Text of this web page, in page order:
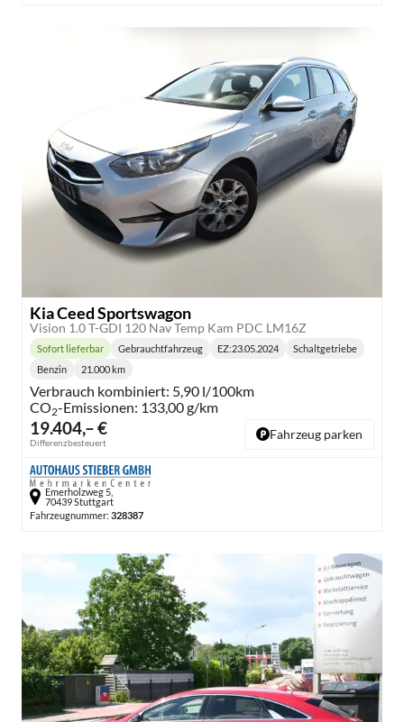
Kia Ceed Sportswagon
Vision 1.0 T-GDI 120 Nav Temp Kam PDC LM16Z
19.404,– €
Differenzbesteuert
Lieferzeit:
Sofort lieferbar Gebrauchtfahrzeug EZ:23.05.2024
Getriebe:
Schaltgetriebe
Kraftstoff:
Benzin
Kilometerstand:
21.000 km
Verbrauch kombiniert: 5,90 l/100km
CO2-Emissionen: 133,00 g/km
Fahrzeug parken
Emerholzweg 5,
70439 Stuttgart
Fahrzeugnummer: 328387